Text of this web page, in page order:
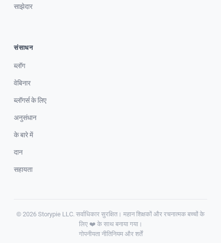
साझेदार
संसाधन
ब्लॉग
वेबिनार
ब्लॉगर्स के लिए
अनुसंधान
के बारे में
दान
सहायता
© 2026 Storypie LLC. सर्वाधिकार सुरक्षित। महान शिक्षकों और रचनात्मक बच्चों के
लिए ❤️ के साथ बनाया गया।
गोपनीयता नीतिनियम और शर्तें